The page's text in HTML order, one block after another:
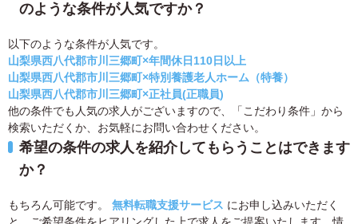
のような条件が人気ですか？
以下のような条件が人気です。
山梨県西八代郡市川三郷町×年間休日110日以上
山梨県西八代郡市川三郷町×特別養護老人ホーム（特養）
山梨県西八代郡市川三郷町×正社員(正職員)
他の条件でも人気の求人がございますので、「こだわり条件」から
検索いただくか、お気軽にお問い合わせください。
希望の条件の求人を紹介してもらうことはできます
か？
もちろん可能です。 無料転職支援サービス にお申し込みいただく